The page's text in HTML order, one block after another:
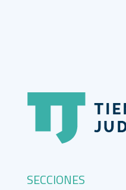
SECCIONES